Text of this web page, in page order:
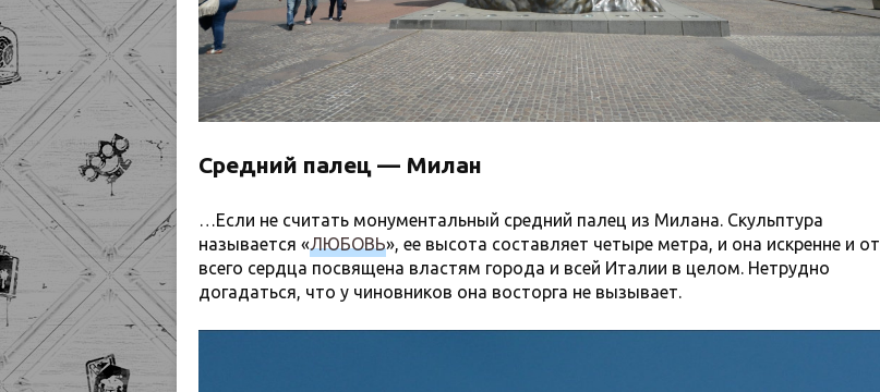
Средний палец — Милан
…Если не считать монументальный средний палец из Милана. Скульптура
называется «ЛЮБОВЬ», ее высота составляет четыре метра, и она искренне и от
всего сердца посвящена властям города и всей Италии в целом. Нетрудно
догадаться, что у чиновников она восторга не вызывает.